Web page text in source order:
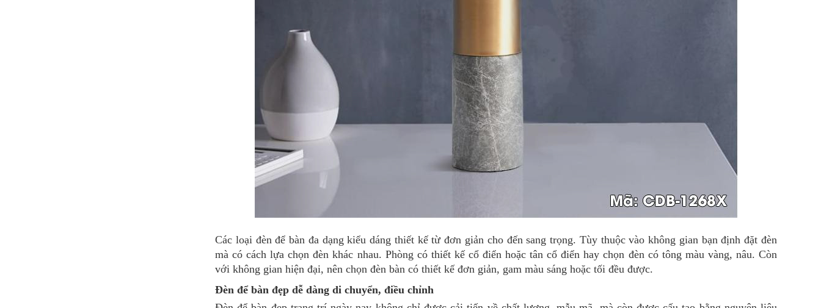
Các loại đèn để bàn đa dạng kiểu dáng thiết kế từ đơn giản cho đến sang trọng. Tùy thuộc vào không gian bạn định đặt đèn
mà có cách lựa chọn đèn khác nhau. Phòng có thiết kế cổ điển hoặc tân cổ điển hay chọn đèn có tông màu vàng, nâu. Còn
với không gian hiện đại, nên chọn đèn bàn có thiết kế đơn giản, gam màu sáng hoặc tối đều được.
Đèn để bàn đẹp dễ dàng di chuyển, điều chỉnh